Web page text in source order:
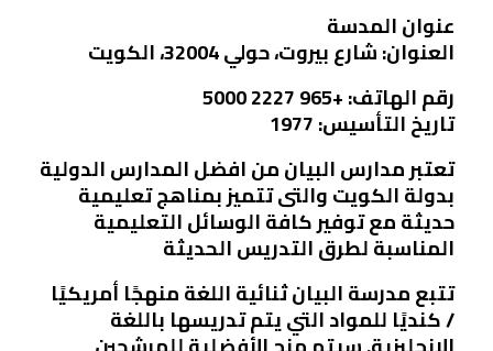
عنوان المدسة
العنوان: شارع بيروت، حولي 32004، الكويت
رقم الهاتف: +965 2227 5000
تاريخ التأسيس: 1977
تعتبر مدارس البيان من افضل المدارس الدولية
بدولة الكويت والتى تتميز بمناهج تعليمية
حديثة مع توفير كافة الوسائل التعليمية
المناسبة لطرق التدريس الحديثة
تتبع مدرسة البيان ثنائية اللغة منهجًا أمريكيًا
/ كنديًا للمواد التي يتم تدريسها باللغة